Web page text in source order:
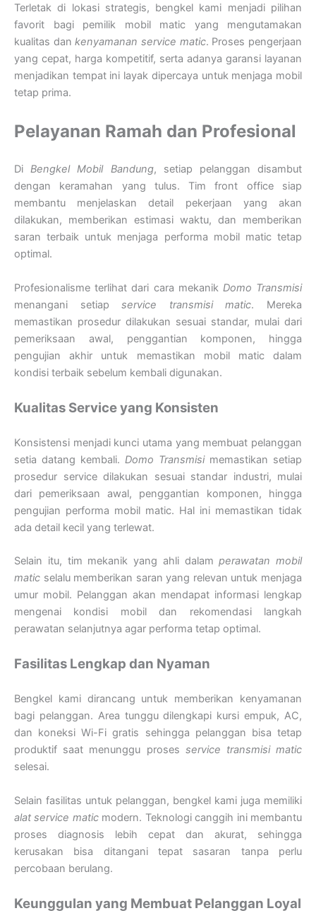
Terletak di lokasi strategis, bengkel kami menjadi pilihan
favorit bagi pemilik mobil matic yang mengutamakan
kualitas dankenyamanan service matic. Proses pengerjaan
yang cepat, harga kompetitif, serta adanya garansi layanan
menjadikan tempat ini layak dipercaya untuk menjaga mobil
tetap prima.
Pelayanan Ramah dan Profesional
DiBengkel Mobil Bandung, setiap pelanggan disambut
dengan keramahan yang tulus. Tim front office siap
membantu menjelaskan detail pekerjaan yang akan
dilakukan, memberikan estimasi waktu, dan memberikan
saran terbaik untuk menjaga performa mobil matic tetap
optimal.
Profesionalisme terlihat dari cara mekanik Domo Transmisi
menangani setiapservice transmisi matic. Mereka
memastikan prosedur dilakukan sesuai standar, mulai dari
pemeriksaan awal, penggantian komponen, hingga
pengujian akhir untuk memastikan mobil matic dalam
kondisi terbaik sebelum kembali digunakan.
Kualitas Service yang Konsisten
Konsistensi menjadi kunci utama yang membuat pelanggan
setia datang kembali. Domo Transmisimemastikan setiap
prosedur service dilakukan sesuai standar industri, mulai
dari pemeriksaan awal, penggantian komponen, hingga
pengujian performa mobil matic. Hal ini memastikan tidak
ada detail kecil yang terlewat.
Selain itu, tim mekanik yang ahli dalamperawatan mobil
matic selalu memberikan saran yang relevan untuk menjaga
umur mobil. Pelanggan akan mendapat informasi lengkap
mengenai kondisi mobil dan rekomendasi langkah
perawatan selanjutnya agar performa tetap optimal.
Fasilitas Lengkap dan Nyaman
Bengkel kami dirancang untuk memberikan kenyamanan
bagi pelanggan. Area tunggu dilengkapi kursi empuk, AC,
dan koneksi Wi-Fi gratis sehingga pelanggan bisa tetap
produktif saat menunggu proses service transmisi matic
selesai.
Selain fasilitas untuk pelanggan, bengkel kami juga memiliki
alat service maticmodern. Teknologi canggih ini membantu
proses diagnosis lebih cepat dan akurat, sehingga
kerusakan bisa ditangani tepat sasaran tanpa perlu
percobaan berulang.
Keunggulan yang Membuat Pelanggan Loyal